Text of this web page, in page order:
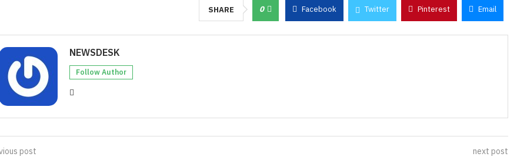
SHARE 0 Facebook Twitter Pinterest Email
NEWSDESK
Follow Author
post next post